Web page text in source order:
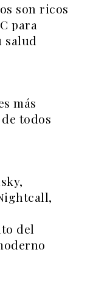
son ricos
para
salud
más
todos
del